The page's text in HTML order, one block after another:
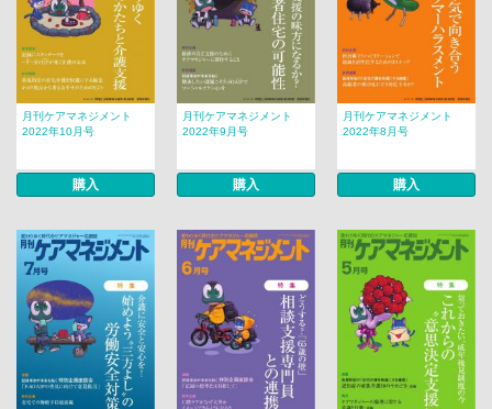
月刊ケアマネジメント
2022年10月号
購入
月刊ケアマネジメント
2022年9月号
購入
月刊ケアマネジメント
2022年8月号
購入